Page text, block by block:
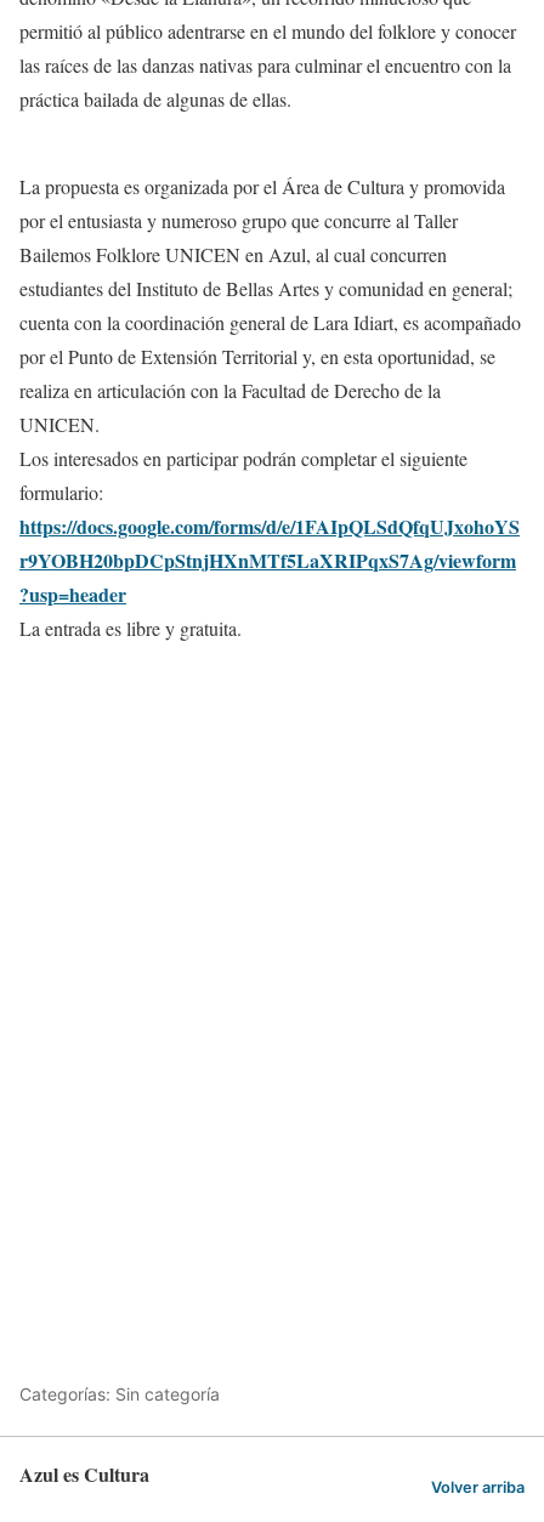
permitió al público adentrarse en el mundo del folklore y conocer
las raíces de las danzas nativas para culminar el encuentro con la
práctica bailada de algunas de ellas.
La propuesta es organizada por el Área de Cultura y promovida
por el entusiasta y numeroso grupo que concurre al Taller
Bailemos Folklore UNICEN en Azul, al cual concurren
estudiantes del Instituto de Bellas Artes y comunidad en general;
cuenta con la coordinación general de Lara Idiart, es acompañado
por el Punto de Extensión Territorial y, en esta oportunidad, se
realiza en articulación con la Facultad de Derecho de la
UNICEN.
Los interesados en participar podrán completar el siguiente
formulario:
https://docs.google.com/forms/d/e/1FAIpQLSdQfqUJxohoYS
r9YOBH20bpDCpStnjHXnMTf5LaXRIPqxS7Ag/viewform
?usp=header
La entrada es libre y gratuita.
Categorías: Sin categoría
Azul es Cultura Volver arriba